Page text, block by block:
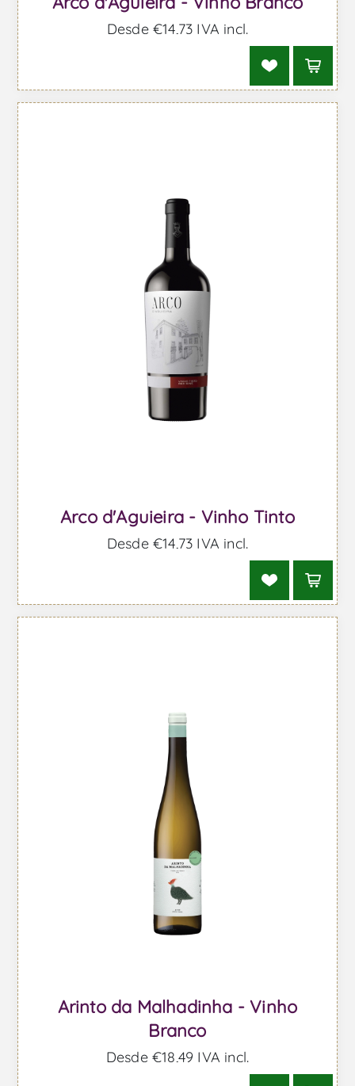
Desde €14,73 IVA incl.
Arco d'Aguieira - Vinho Tinto
Desde €14,73 IVA incl.
Arinto da Malhadinha - Vinho
Branco
Desde €18,49 IVA incl.